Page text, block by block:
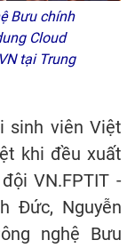
Bưu chính
Cloud
tại Trung
sinh viên Việt
khi đều xuất
VN.FPTIT -
Đức, Nguyễn
nghệ Bưu